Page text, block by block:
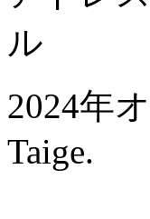
ル
2024年
Taige.